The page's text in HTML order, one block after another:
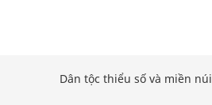
Dân tộc thiểu số và miền núi